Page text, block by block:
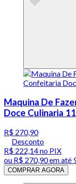
Maquina De
Doce Culinaria
R$ 270,90
Desconto
R$ 222,14no PIX
ou R$ 270,90em até
COMPRAR AGORA